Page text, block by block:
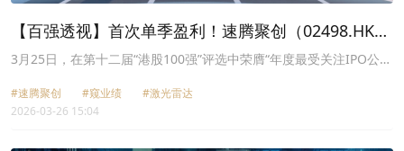
【百强透视】首次单季盈利！速腾聚创（02498.HK）
迎来业绩拐点？
3月25日，在第十二届“港股100强”评选中荣膺“年度最受关注IPO公
绩。
#速腾聚创 #窥业绩
#激光雷达
2026-03-26 15:04